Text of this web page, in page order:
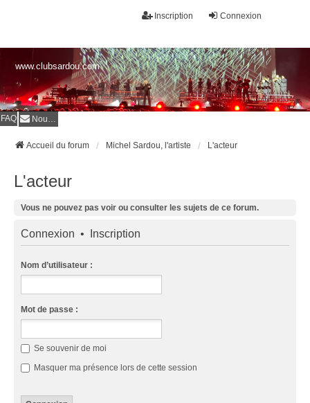
Connexion
Inscription
www.clubsardou.com
FAQ Nous contacter
Accueil du forum Michel Sardou, l'artiste L'acteur
L'acteur
Vous ne pouvez pas voir ou consulter les sujets de ce forum.
Connexion • Inscription
Nom d’utilisateur :
Mot de passe :
Se souvenir de moi
Masquer ma présence lors de cette session